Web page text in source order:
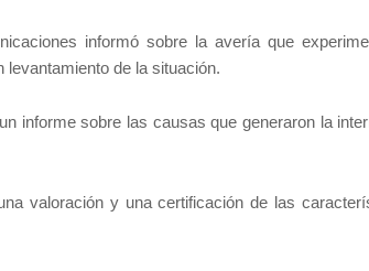
informó sobre la avería que
de la situación.
informe sobre las causas que generaron la
valoración y una certificación de las